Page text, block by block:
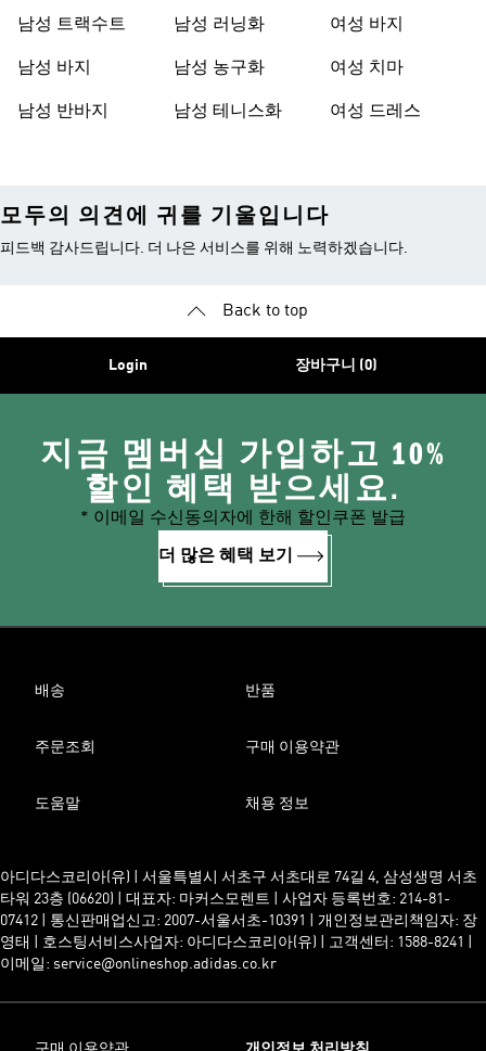
남성 트랙수트
남성 바지
남성 반바지
남성 러닝화
남성 농구화
남성 테니스화
여성 바지
여성 치마
여성 드레스
모두의 의견에 귀를 기울입니다
피드백 감사드립니다. 더 나은 서비스를 위해 노력하겠습니다.
Back to top
Login 장바구니 (0)
지금 멤버십 가입하고 10%
할인 혜택 받으세요.
* 이메일 수신동의자에 한해 할인쿠폰 발급
더 많은 혜택 보기
배송 반품
주문조회 구매 이용약관
도움말 채용 정보
아디다스코리아(유) | 서울특별시 서초구 서초대로 74길 4, 삼성생명 서초
타워 23층 (06620) | 대표자: 마커스모렌트 | 사업자 등록번호: 214-81-
07412 | 통신판매업신고: 2007-서울서초-10391 | 개인정보관리책임자: 장
영태 | 호스팅서비스사업자: 아디다스코리아(유) | 고객센터: 1588-8241 |
이메일: service@onlineshop.adidas.co.kr